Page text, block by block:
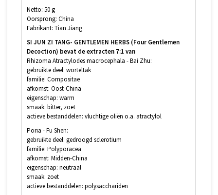
Netto: 50 g
Oorsprong: China
Fabrikant: Tian Jiang
SI JUN ZI TANG- GENTLEMEN HERBS (Four Gentlemen
Decoction) bevat de extracten 7:1 van
Rhizoma Atractylodes macrocephala - Bai Zhu:
gebruikte deel: worteltak
familie: Compositae
afkomst: Oost-China
eigenschap: warm
smaak: bitter, zoet
actieve bestanddelen: vluchtige oliën o.a. atractylol
Poria - Fu Shen:
gebruikte deel: gedroogd sclerotium
familie: Polyporacea
afkomst: Midden-China
eigenschap: neutraal
smaak: zoet
actieve bestanddelen: polysacchariden